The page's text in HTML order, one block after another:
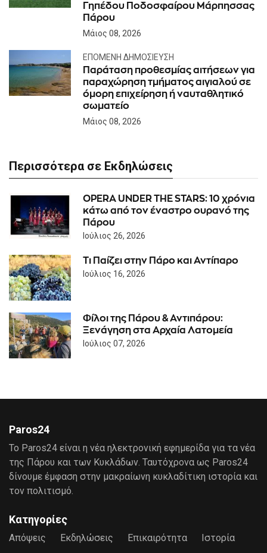
Γηπέδου Ποδοσφαίρου Μάρπησσας
Πάρου
Μάιος 08, 2026
ΕΠΌΜΕΝΗ ΔΗΜΟΣΊΕΥΣΗ
Παράταση προθεσμίας αιτήσεων για
παραχώρηση τμήματος αιγιαλού σε
όμορη επιχείρηση ή ναυταθλητικό
σωματείο
Μάιος 08, 2026
Περισσότερα σε Εκδηλώσεις
OPERA UNDER THE STARS: 10 χρόνια
κάτω από τον έναστρο ουρανό της
Πάρου
Ιούλιος 26, 2026
Τι Παίζει στην Πάρο και Αντίπαρο
Ιούλιος 16, 2026
Φίλοι της Πάρου & Αντιπάρου:
Ξενάγηση στα Αρχαία Λατομεία
Ιούλιος 07, 2026
Paros24
Το Paros24 είναι η νέα ηλεκτρονική εφημερίδα για τα νέα
της Πάρου και των Κυκλάδων. Ταυτόχρονα ως Paros24
δίνουμε έμφαση στην μακραίωνη κυκλαδίτικη ιστορία και
τον πολιτισμό.
Κατηγορίες
Απόψεις Εκδηλώσεις Επικαιρότητα
Ιστορία